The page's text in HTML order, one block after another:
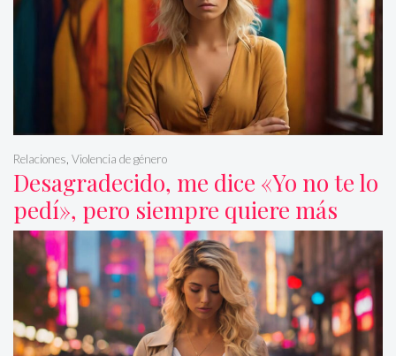
Desagradecido, me dice «Yo no te lo
pedí», pero siempre quiere más
Relaciones Violencia de género